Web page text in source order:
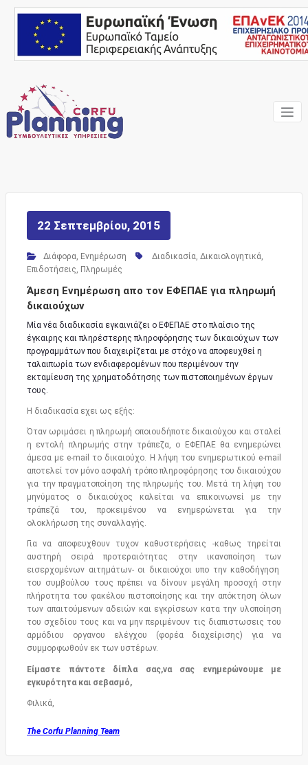
content
Ένας Σύμβουλος, δίπλα
22 Σεπτεμβρίου, 2015
Διάφορα Ενημέρωση Διαδικασία Δικαιολογητικά
Επιδοτήσεις Πληρωμές
Άμεση Ενημέρωση απο τον ΕΦΕΠΑΕ για πληρωμή
δικαιούχων
Μία νέα διαδικασία εγκαινιάζει ο ΕΦΕΠΑΕ στο πλαίσιο της
έγκαιρης και πληρέστερης πληροφόρησης των δικαιούχων των
προγραμμάτων που διαχειρίζεται με στόχο να αποφευχθεί η
ταλαιπωρία των ενδιαφερομένων που περιμένουν την
εκταμίευση της χρηματοδότησης των πιστοποιημένων έργων
τους.
Η διαδικασία εχει ως εξής:
Όταν ωριμάσει η πληρωμή οποιουδήποτε δικαιούχου και σταλεί
η εντολή πληρωμής στην τράπεζα, ο ΕΦΕΠΑΕ θα ενημερώνει
άμεσα με e-mail το δικαιούχο. Η λήψη του ενημερωτικού e-mail
αποτελεί τον μόνο ασφαλή τρόπο πληροφόρησης του δικαιούχου
για την πραγματοποίηση της πληρωμής του. Μετά τη λήψη του
μηνύματος ο δικαιούχος καλείται να επικοινωνεί με την
τράπεζά του, προκειμένου να ενημερώνεται για την
ολοκλήρωση της συναλλαγής.
Για να αποφευχθουν τυχον καθυστερήσεις -καθως τηρείται
αυστηρή σειρά προτεραιότητας στην ικανοποίηση των
εισερχομένων αιτημάτων- οι δικαιούχοι υπο την καθοδήγηση
του συμβούλου τους πρέπει να δίνουν μεγάλη προσοχή στην
πλήροτητα του φακέλου πιστοποίησης και την απόκτηση όλων
των απαιτούμενων αδειών και εγκρίσεων κατα την υλοποίηση
του σχεδίου τους και να μην περιμένουν τις διαπιστωσεις του
αρμόδιου οργανου ελέγχου (φορέα διαχείρισης) για να
συμμορφωθούν εκ των υστέρων.
Είμαστε πάντοτε δίπλα σας,να σας ενημερώνουμε με
εγκυρότητα και σεβασμό,
Φιλικά,
The Corfu Planning Team